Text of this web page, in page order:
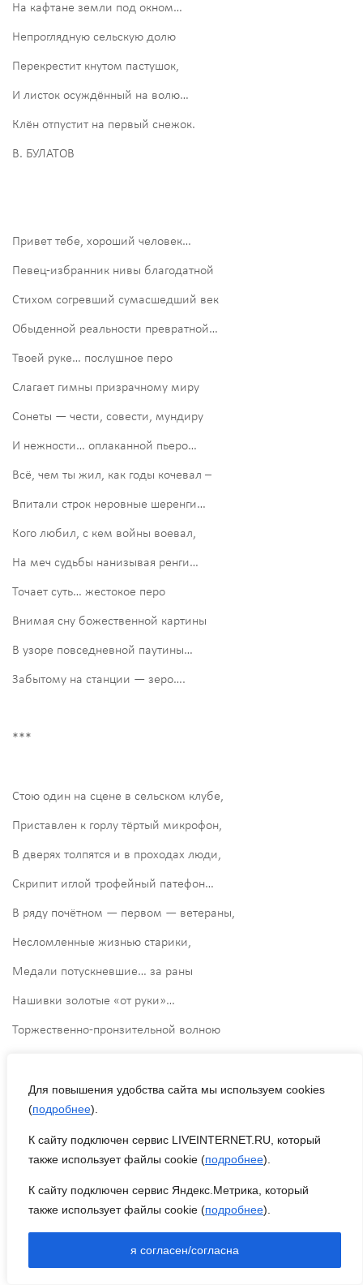
Для повышения удобства сайта мы используем cookies
(подробнее).
К сайту подключен сервис LIVEINTERNET.RU, который
также использует файлы cookie (подробнее).
К сайту подключен сервис Яндекс.Метрика, который
также использует файлы cookie (подробнее).
я согласен/согласна
На кафтане земли под окном…
Непроглядную сельскую долю
Перекрестит кнутом пастушок,
И листок осуждённый на волю…
Клён отпустит на первый снежок.
В. БУЛАТОВ
Привет тебе, хороший человек…
Певец-избранник нивы благодатной
Стихом согревший сумасшедший век
Обыденной реальности превратной…
Твоей руке… послушное перо
Слагает гимны призрачному миру
Сонеты — чести, совести, мундиру
И нежности… оплаканной пьеро…
Всё, чем ты жил, как годы кочевал –
Впитали строк неровные шеренги…
Кого любил, с кем войны воевал,
На меч судьбы нанизывая ренги…
Точает суть… жестокое перо
Внимая сну божественной картины
В узоре повседневной паутины…
Забытому на станции — зеро….
***
Стою один на сцене в сельском клубе,
Приставлен к горлу тёртый микрофон,
В дверях толпятся и в проходах люди,
Скрипит иглой трофейный патефон…
В ряду почётном — первом — ветераны,
Несломленные жизнью старики,
Медали потускневшие… за раны
Нашивки золотые «от руки»…
Торжественно-пронзительной волною
Знамёна опалённые войною,
Сбивая шаг, солдаты пронесут…
Пора вещать зазубренные речи,
Но вижу я ссутуленные плечи –
Склоняется в поклоне голова…
Их взгляды затуманены надеждой: